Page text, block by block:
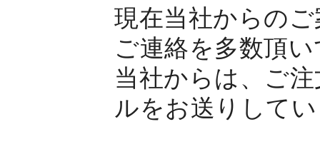
現在当社からの
ご連絡を多数頂
当社からは、ご
ルをお送りして